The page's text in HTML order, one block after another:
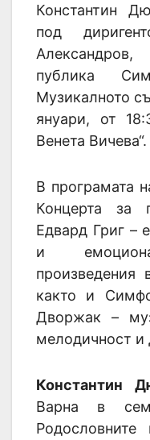
Константин
под
публика
Музикалното
януари, от
Венета Вичева“.
В програмата
Концерта за
Едвард Григ –
и
произведения
както и
Дворжак –
мелодичност и
Константин
Варна в